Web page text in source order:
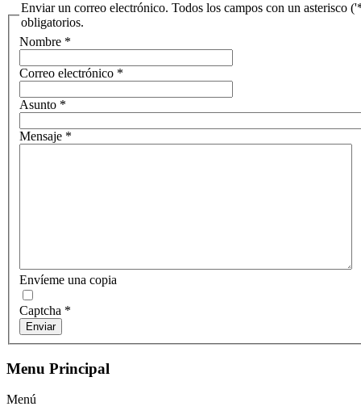
Enviar un correo electrónico. Todos los campos con un asterisco
obligatorios.
Nombre *
Correo electrónico *
Asunto *
Mensaje *
Envíeme una copia
Captcha *
Enviar
Menu Principal
Menú